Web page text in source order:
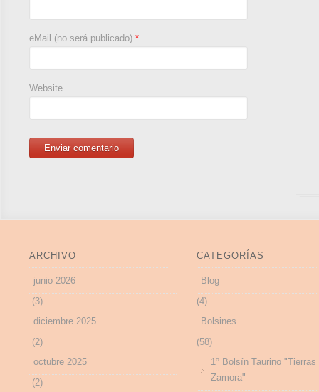
eMail (no será publicado) *
Website
ARCHIVO
junio 2026
(3)
diciembre 2025
(2)
octubre 2025
(2)
CATEGORÍAS
Blog
(4)
Bolsines
(58)
1º Bolsín Taurino "Tierras
Zamora"